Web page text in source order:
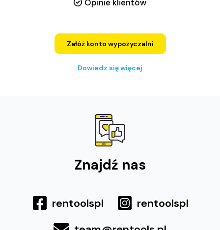
Opinie klientów
Załóż konto wypożyczalni
Dowiedz się więcej
Znajdź nas
rentoolspl
rentoolspl